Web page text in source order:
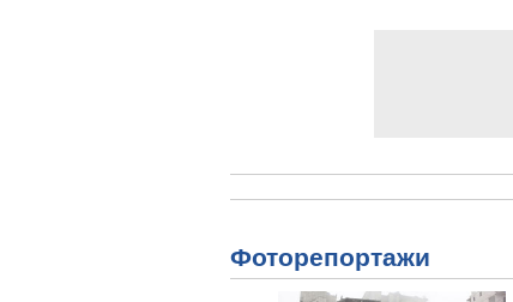
Фоторепортажи